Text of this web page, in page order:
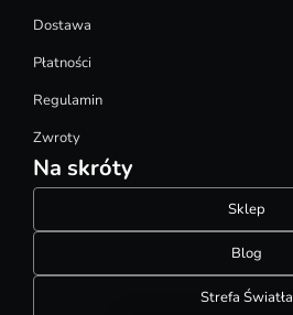
Dostawa
Płatności
Regulamin
Zwroty
Na skróty
Sklep
Blog
Strefa Światła